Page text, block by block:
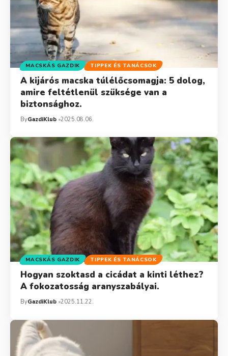
MACSKÁS GAZDIK TIPPEK ÉS TANÁCSOK
A kijárós macska túlélőcsomagja: 5 dolog,
amire feltétlenül szüksége van a
biztonsághoz.
ByGazdiKlub 2025.08.06.
MACSKÁS GAZDIK TIPPEK ÉS TANÁCSOK
Hogyan szoktasd a cicádat a kinti léthez?
A fokozatosság aranyszabályai.
ByGazdiKlub 2025.11.22.